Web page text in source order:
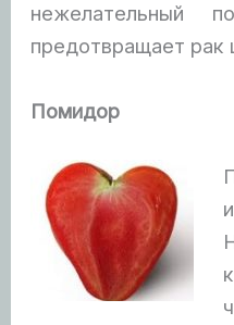
нежелательный
предотвращает рак
Помидор